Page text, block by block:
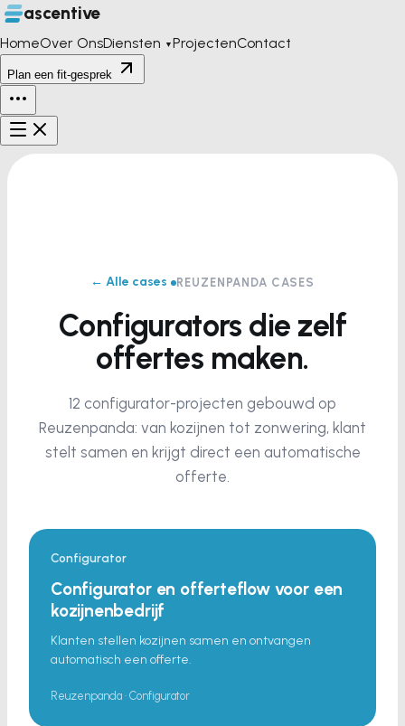
ascentive
HomeOver OnsDiensten ▼ProjectenContact
Plan een fit-gesprek
← Alle cases REUZENPANDA CASES
Configurators die zelf
offertes maken.
12 configurator-projecten gebouwd op
Reuzenpanda: van kozijnen tot zonwering, klant
stelt samen en krijgt direct een automatische
offerte.
Configurator
Configurator en offerteflow voor een
kozijnenbedrijf
Klanten stellen kozijnen samen en ontvangen
automatisch een offerte.
Reuzenpanda · Configurator